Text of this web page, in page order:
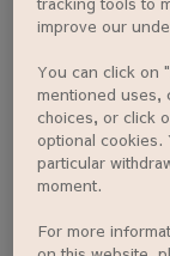
improve our
You can click on
mentioned uses,
choices, or click
optional cookies.
particular
moment.
For more